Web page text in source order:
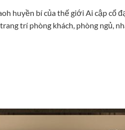
huyền bí của thế giới Ai cập cổ
trí phòng khách, phòng ngủ,